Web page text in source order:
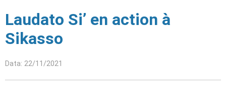
Laudato Si’ en action à
Sikasso
Data: 22/11/2021